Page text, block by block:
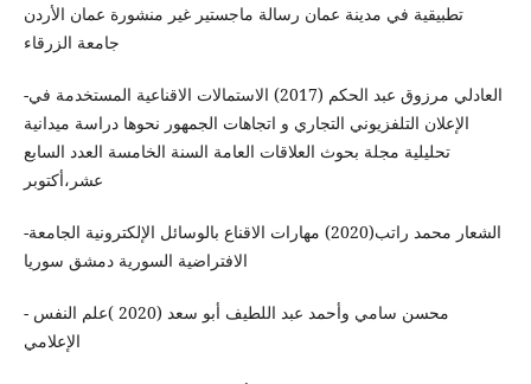
تطبيقية في مدينة عمان رسالة ماجستير غير منشورة عمان الأردن
جامعة الزرقاء
-العادلي مرزوق عبد الحكم (2017) ‏الاستمالات الاقناعية المستخدمة في
الإعلان التلفزيوني التجاري و اتجاهات الجمهور نحوها دراسة ميدانية
تحليلية مجلة بحوث العلاقات العامة السنة الخامسة العدد السابع
عشر،أكتوبر
-الشعار محمد راتب(2020) مهارات الاقناع ‏بالوسائل الإلكترونية الجامعة
الافتراضية السورية دمشق سوريا
- محسن سامي وأحمد عبد اللطيف أبو سعد (2020 )علم النفس
الإعلامي